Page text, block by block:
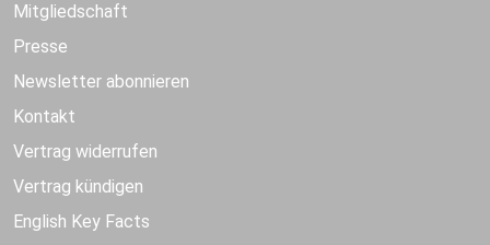
Mitgliedschaft
Presse
Newsletter abonnieren
Kontakt
Vertrag widerrufen
Vertrag kündigen
English Key Facts